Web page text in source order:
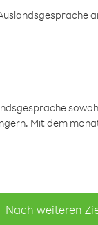
Mit dem
Nach weiteren